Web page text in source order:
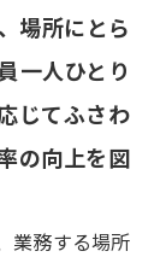
場所にとら
一人ひとり
じてふさわ
の向上を図
業務する場所